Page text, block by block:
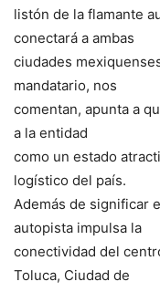
listón de la flamante
conectará a ambas
ciudades
mandatario, nos
comentan, apunta a
a la entidad
como un estado
logístico del país.
Además de significar
autopista impulsa la
conectividad del
Toluca, Ciudad de